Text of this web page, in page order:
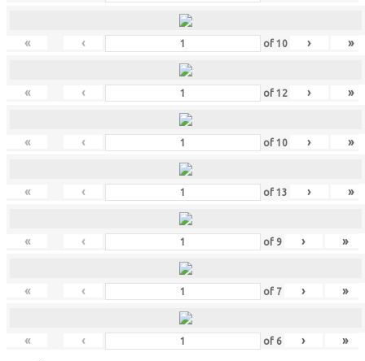
« ‹ of 10 › »
« ‹ of 12 › »
« ‹ of 10 › »
« ‹ of 13 › »
« ‹ of 9 › »
« ‹ of 7 › »
« ‹ of 6 › »